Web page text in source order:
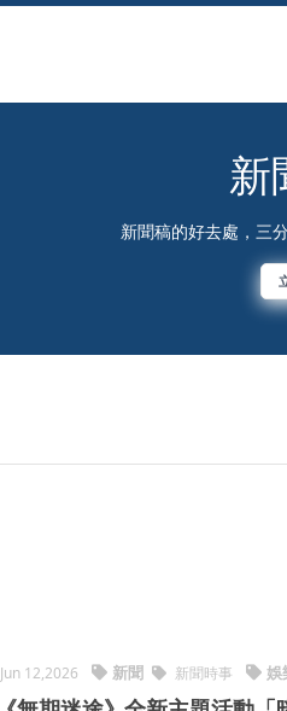
新
新聞稿的好去處，三
Jun 12,2026 新聞 新聞時事 娛